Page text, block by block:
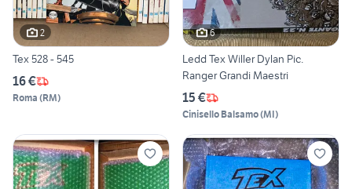
2
Tex 528 - 545
16 €
Roma (RM)
6
Ledd Tex Willer Dylan Pic.
Ranger Grandi Maestri
15 €
Cinisello Balsamo(MI)